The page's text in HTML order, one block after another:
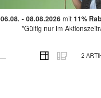
06.08. - 08.08.2026mit 11%
*Gültig nur im
ANSICHT
ALS
Raster Liste
2